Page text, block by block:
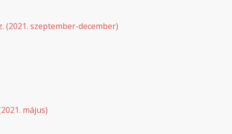
(2021. szeptember-december)
május)